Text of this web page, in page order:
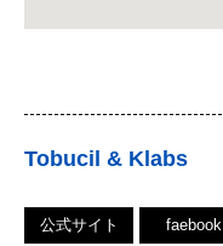
Tobucil & Klabs
公式サイト faebook